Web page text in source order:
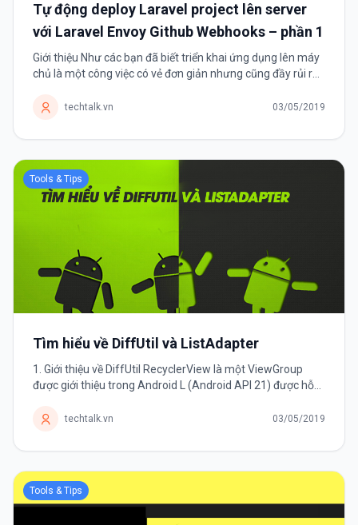
Tự động deploy Laravel project lên server
với Laravel Envoy Github Webhooks – phần 1
Giới thiệu Như các bạn đã biết triển khai ứng dụng lên máy
chủ là một công việc có vẻ đơn giản nhưng cũng đầy rủi ro.
techtalk.vn 03/05/2019
Tools & Tips
Tìm hiểu về DiffUtil và ListAdapter
1. Giới thiệu về DiffUtil RecyclerView là một ViewGroup
được giới thiệu trong Android L (Android API 21) được hỗ
mạnh mẽ hơn...
techtalk.vn 03/05/2019
Tools & Tips